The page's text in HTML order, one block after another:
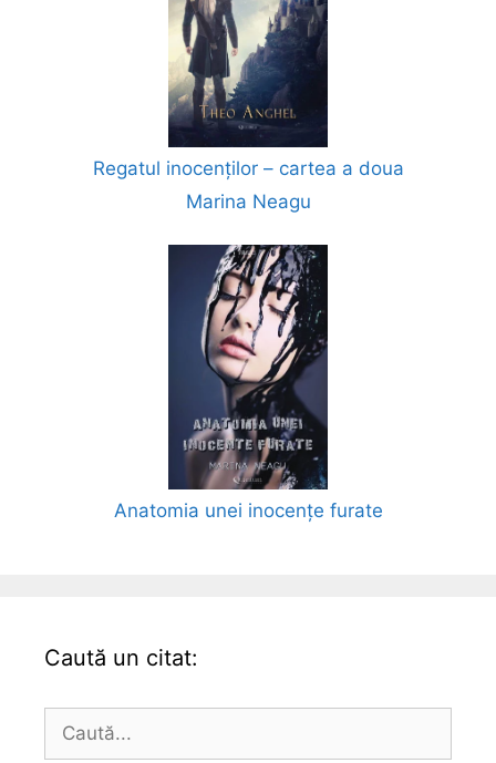
Regatul inocenților – cartea a doua
Marina Neagu
Anatomia unei inocențe furate
Caută un citat:
Caută